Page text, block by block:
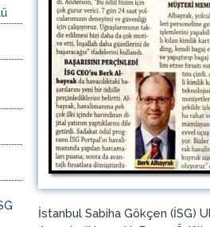
İstanbul Sabiha Gökçen (İSG)